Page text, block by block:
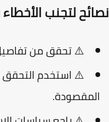
لتجنب الأخطاء
⚠️ تحقق من تفاصيل
⚠️ استخدمالتحقق